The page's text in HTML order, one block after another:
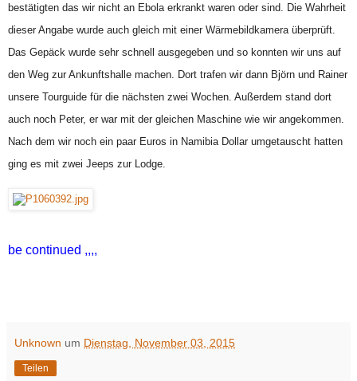
bestätigten das wir nicht an Ebola erkrankt waren oder sind. Die Wahrheit
dieser Angabe wurde auch gleich mit einer Wärmebildkamera überprüft.
Das Gepäck wurde sehr schnell ausgegeben und so konnten wir uns auf
den Weg zur Ankunftshalle machen. Dort trafen wir dann Björn und Rainer
unsere Tourguide für die nächsten zwei Wochen. Außerdem stand dort
auch noch Peter, er war mit der gleichen Maschine wie wir angekommen.
Nach dem wir noch ein paar Euros in Namibia Dollar umgetauscht hatten
ging es mit zwei Jeeps zur Lodge.
be continued ,,,,
Unknown um Dienstag, November 03, 2015
Teilen